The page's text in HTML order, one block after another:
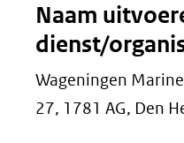
Naam
dienst/
Wageningen
27, 1781 AG, Den